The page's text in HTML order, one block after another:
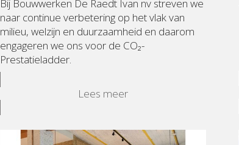
Bij Bouwwerken De Raedt Ivan nv streven we
naar continue verbetering op het vlak van
milieu, welzijn en duurzaamheid en daarom
engageren we ons voor de CO₂-
Prestatieladder.
Lees meer